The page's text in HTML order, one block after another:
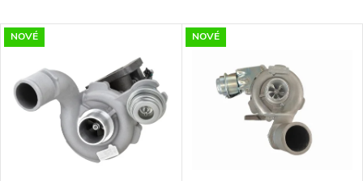
a
e
Nejdražší
Nejprodávanější
Abecedně
V
ý
p
NOVÉ NOVÉ